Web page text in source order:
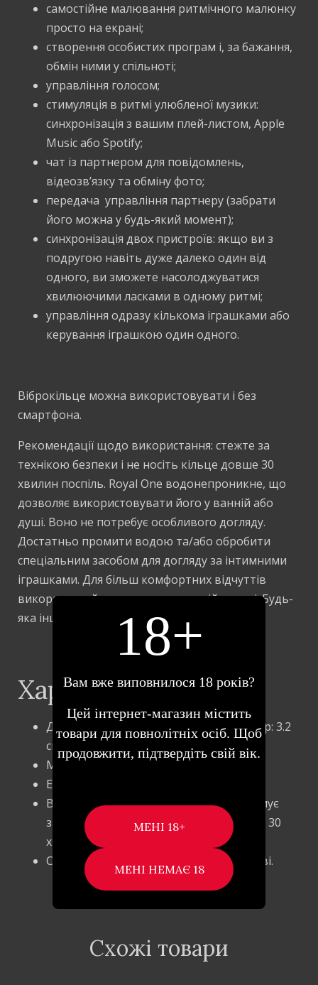
самостійне малювання ритмічного малюнку
просто на екрані;
створення особистих програм і, за бажання,
обмін ними у спільноті;
управління голосом;
стимуляція в ритмі улюбленої музики:
синхронізація з вашим плей-листом, Apple
Music або Spotify;
чат із партнером для повідомлень,
відеозв’язку та обміну фото;
передача управління партнеру (забрати
його можна у будь-який момент);
синхронізація двох пристроїв: якщо ви з
подругою навіть дуже далеко один від
одного, ви зможете насолоджуватися
хвилюючими ласками в одному ритмі;
управління одразу кількома іграшками або
керування іграшкою один одного.
Віброкільце можна використовувати і без
смартфона.
Рекомендації щодо використання: стежте за
технікою безпеки і не носіть кільце довше 30
хвилин поспіль. Royal One водонепроникне, що
дозволяє використовувати його у ванній або
душі. Воно не потребує особливого догляду.
Достатньо промити водою та/або обробити
спеціальним засобом для догляду за інтимними
іграшками. Для більш комфортних відчуттів
використовуйте мастило на водній основі. Будь-
яка інша основа зіпсує матеріал.
Характеристики:
Довжина: 7.4 см, ширина: 5.2 см, діаметр: 3.2
см (розтягується до 4-4.5 см)
Матеріал: силікон
Елемент живлення: акумулятор
Водонепроникність рівня IPX7 (витримує
занурення на глибину 1 метр протягом 30
хвилин)
Сумісність: лубриканти на водній основі.
Схожі товари
18+
Вам вже виповнилося 18 років?
Цей інтернет-магазин містить
товари для повнолітніх осіб. Щоб
продовжити, підтвердіть свій вік.